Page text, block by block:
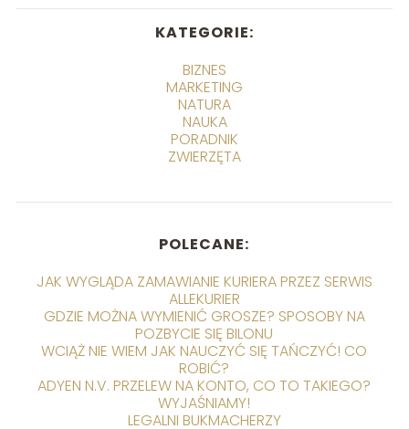
KATEGORIE:
BIZNES
MARKETING
NATURA
NAUKA
PORADNIK
ZWIERZĘTA
POLECANE:
JAK WYGLĄDA ZAMAWIANIE KURIERA PRZEZ SERWIS
ALLEKURIER
GDZIE MOŻNA WYMIENIĆ GROSZE? SPOSOBY NA
POZBYCIE SIĘ BILONU
WCIĄŻ NIE WIEM JAK NAUCZYĆ SIĘ TAŃCZYĆ! CO
ROBIĆ?
ADYEN N.V. PRZELEW NA KONTO, CO TO TAKIEGO?
WYJAŚNIAMY!
LEGALNI BUKMACHERZY